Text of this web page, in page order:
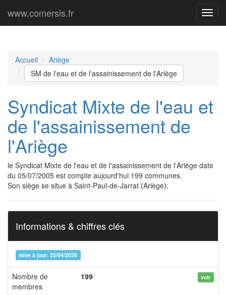
Menu
www.comersis.fr
Accueil
Ariège
SM de l'eau et de l'assainissement de l'Ariège
Syndicat Mixte de l'eau et
de l'assainissement de
l'Ariège
le Syndicat Mixte de l'eau et de l'assainissement de l'Ariège date
du 05/07/2005 est compte aujourd'hui 199 communes.
Son siège se situe à Saint-Paul-de-Jarrat (Ariège).
Informations & chiffres clés
mise à jour: 22/04/2026
Nombre de
membres
199 voir